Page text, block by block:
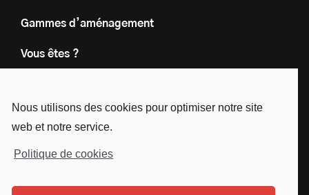
Nous utilisons des cookies pour optimiser notre site
web et notre service.
Politique de cookies
Gammes d’aménagement
Vous êtes ?
Le groupe